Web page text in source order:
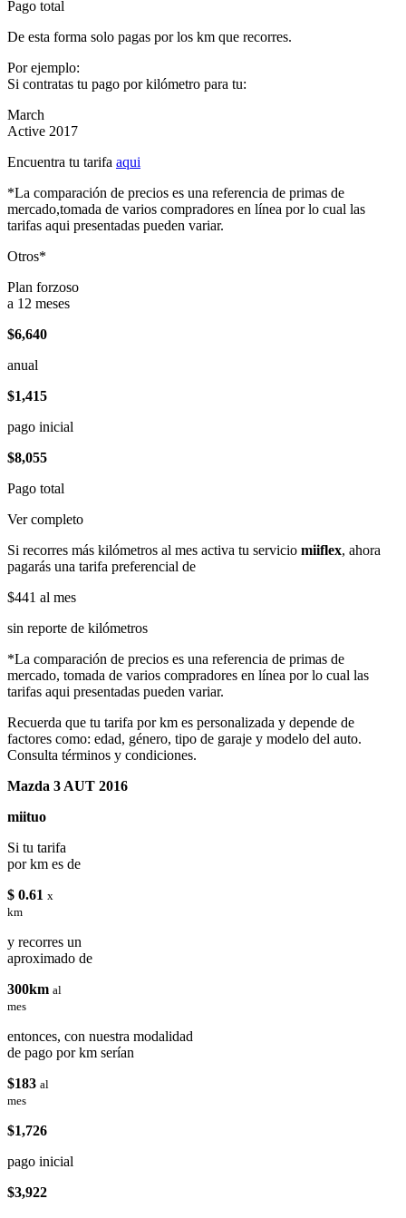
Pago total
De esta forma solo pagas por los km que recorres.
Por ejemplo:
Si contratas tu pago por kilómetro para tu:
March
Active 2017
Encuentra tu tarifa aqui
*La comparación de precios es una referencia de primas de
mercado,tomada de varios compradores en línea por lo cual las
tarifas aqui presentadas pueden variar.
Otros*
Plan forzoso
a 12 meses
$6,640
anual
$1,415
pago inicial
$8,055
Pago total
Ver completo
Si recorres más kilómetros al mes activa tu servicio miiflex, ahora
pagarás una tarifa preferencial de
$441 al mes
sin reporte de kilómetros
*La comparación de precios es una referencia de primas de
mercado, tomada de varios compradores en línea por lo cual las
tarifas aqui presentadas pueden variar.
Recuerda que tu tarifa por km es personalizada y depende de
factores como: edad, género, tipo de garaje y modelo del auto.
Consulta términos y condiciones.
Mazda 3 AUT 2016
miituo
Si tu tarifa
por km es de
$ 0.61 x
km
y recorres un
aproximado de
300km al
mes
entonces, con nuestra modalidad
de pago por km serían
$183 al
mes
$1,726
pago inicial
$3,922